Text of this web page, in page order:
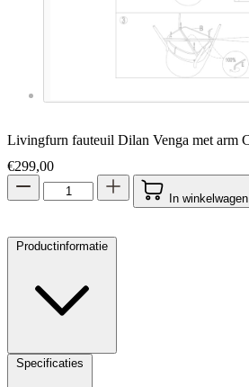
Livingfurn fauteuil Dilan Venga met arm
€299,00
In winkelwagen
Productinformatie
Specificaties